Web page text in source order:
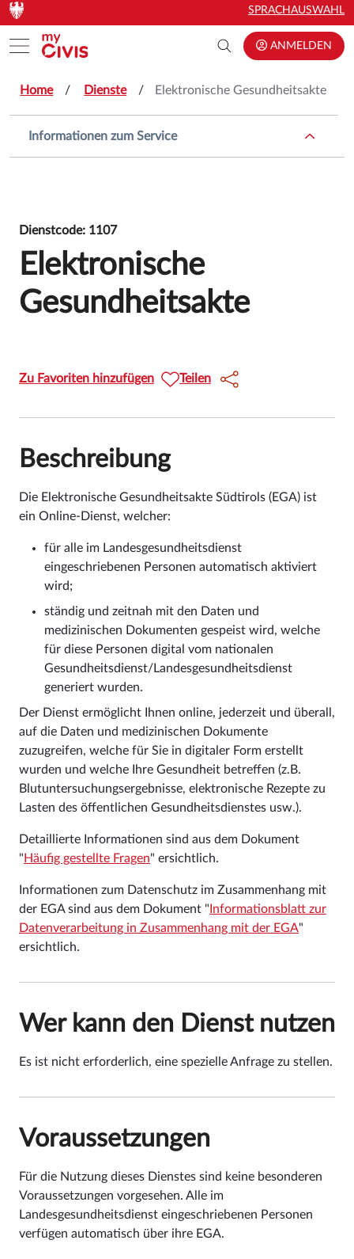
Zum Hauptinhalt springen
Zum Hauptinhalt springen SPRACHAUSWAHL
Toggle menu ANMELDEN
Home Dienste Elektronische Gesundheitsakte
Informationen zum Service
Dienstcode: 1107
Elektronische
Gesundheitsakte
Zu Favoriten hinzufügen Teilen
Beschreibung
Die Elektronische Gesundheitsakte Südtirols (EGA) ist
ein Online-Dienst, welcher:
für alle im Landesgesundheitsdienst
eingeschriebenen Personen automatisch aktiviert
wird;
ständig und zeitnah mit den Daten und
medizinischen Dokumenten gespeist wird, welche
für diese Personen digital vom nationalen
Gesundheitsdienst/Landesgesundheitsdienst
generiert wurden.
Der Dienst ermöglicht Ihnen online, jederzeit und überall,
auf die Daten und medizinischen Dokumente
zuzugreifen, welche für Sie in digitaler Form erstellt
wurden und welche Ihre Gesundheit betreffen (z.B.
Blutuntersuchungsergebnisse, elektronische Rezepte zu
Lasten des öffentlichen Gesundheitsdienstes usw.).
Detaillierte Informationen sind aus dem Dokument
" Häufig gestellte Fragen" ersichtlich.
Informationen zum Datenschutz im Zusammenhang mit
der EGA sind aus dem Dokument " Informationsblatt zur
Datenverarbeitung in Zusammenhang mit der EGA"
ersichtlich.
Wer kann den Dienst nutzen
Es ist nicht erforderlich, eine spezielle Anfrage zu stellen.
Voraussetzungen
Für die Nutzung dieses Dienstes sind keine besonderen
Voraussetzungen vorgesehen. Alle im
Landesgesundheitsdienst eingeschriebenen Personen
verfügen automatisch über ihre EGA.